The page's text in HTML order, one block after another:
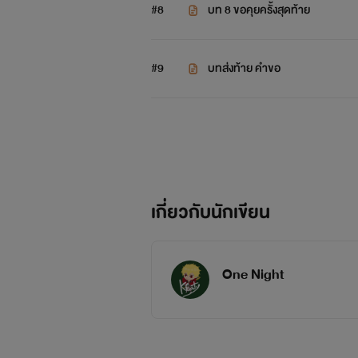
#8 บท 8 ขอคุยครั้งสุดท้าย
#9 บทส่งท้าย คำขอ
เกี่ยวกับนักเขียน
One Night